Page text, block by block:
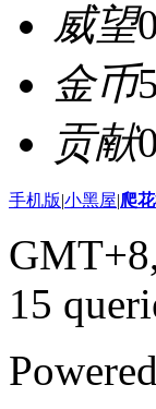
威望0
金币
贡献0
手机版|小黑屋|爬
15